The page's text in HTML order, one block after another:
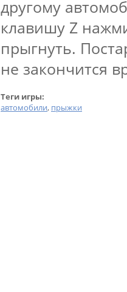
другому
клавишу Z
прыгнуть.
не закончится
Теги игры:
автомобили, прыжки